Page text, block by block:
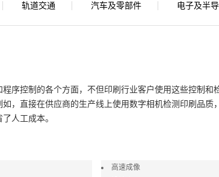
轨道交通 汽车及零部件 电子及半
序控制的各个方面，不但印刷行业客户使用这些控制和
，直接在供应商的生产线上使用数字相机检测印刷品质
人工成本。
高速成像